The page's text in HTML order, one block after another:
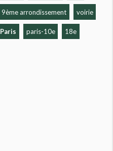
9ème arrondissement voirie
Paris paris-10e 18e